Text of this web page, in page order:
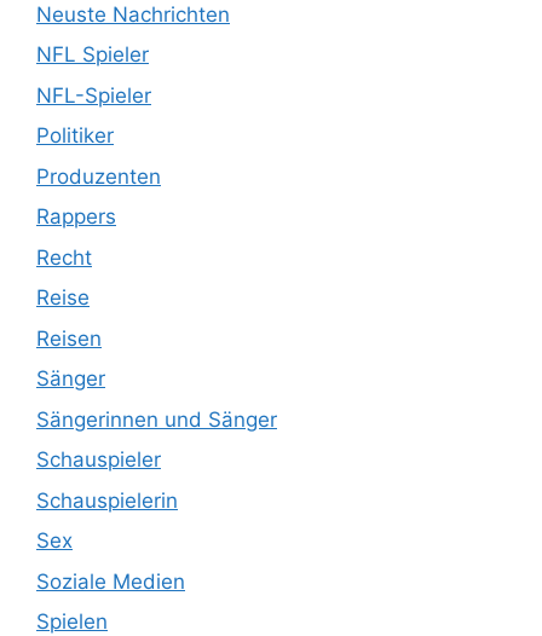
Neuste Nachrichten
NFL Spieler
NFL-Spieler
Politiker
Produzenten
Rappers
Recht
Reise
Reisen
Sänger
Sängerinnen und Sänger
Schauspieler
Schauspielerin
Sex
Soziale Medien
Spielen